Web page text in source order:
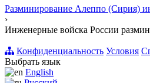
Разминирование Алеппо (Сирия)
›
Инженерные войска России
Конфиденциальность Условия
Выбрать язык
English